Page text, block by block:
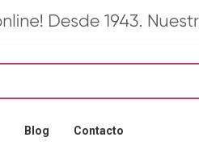
Blog Contacto